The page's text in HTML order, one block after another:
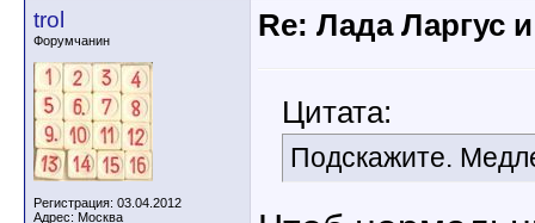
trol
Форумчанин
Регистрация: 03.04.2012
Адрес: Москва
Re: Лада Ларгус
Цитата:
Подскажите.